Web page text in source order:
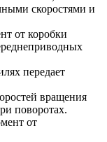
скоростями и
от коробки
передает
вращения
поворотах.
от